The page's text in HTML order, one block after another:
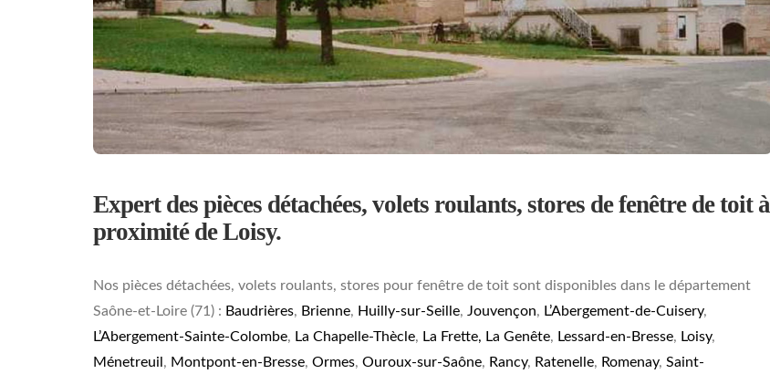
Expert des pièces détachées, volets roulants, stores de fenêtre de toit à
proximité de Loisy.
Nos pièces détachées, volets roulants, stores pour fenêtre de toit sont disponibles dans le département
Saône-et-Loire (71) : Baudrières, Brienne, Huilly-sur-Seille, Jouvençon, L’Abergement-de-Cuisery,
L’Abergement-Sainte-Colombe, La Chapelle-Thècle, La Frette, La Genête, Lessard-en-Bresse, Loisy,
Ménetreuil , Montpont-en-Bresse, Ormes, Ouroux-sur-Saône, Rancy, Ratenelle, Romenay, Saint-